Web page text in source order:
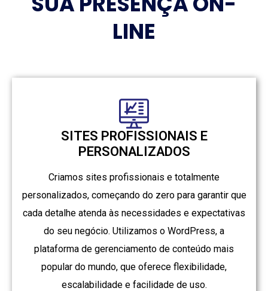
LINE
SITES PROFISSIONAIS E
PERSONALIZADOS
Criamos sites profissionais e totalmente
personalizados, começando do zero para garantir que
cada detalhe atenda às necessidades e expectativas
do seu negócio. Utilizamos o WordPress, a
plataforma de gerenciamento de conteúdo mais
popular do mundo, que oferece flexibilidade,
escalabilidade e facilidade de uso.